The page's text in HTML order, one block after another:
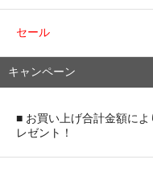
セール
キャンペーン
■ お買い上げ合計金額に
レゼント！